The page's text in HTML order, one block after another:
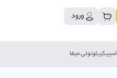
ورود
اسپیکربلوتوثی میفا